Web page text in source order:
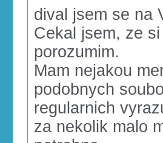
dival jsem se na
Cekal jsem, ze
porozumim.
Mam nejakou
podobnych
regularnich
za nekolik malo